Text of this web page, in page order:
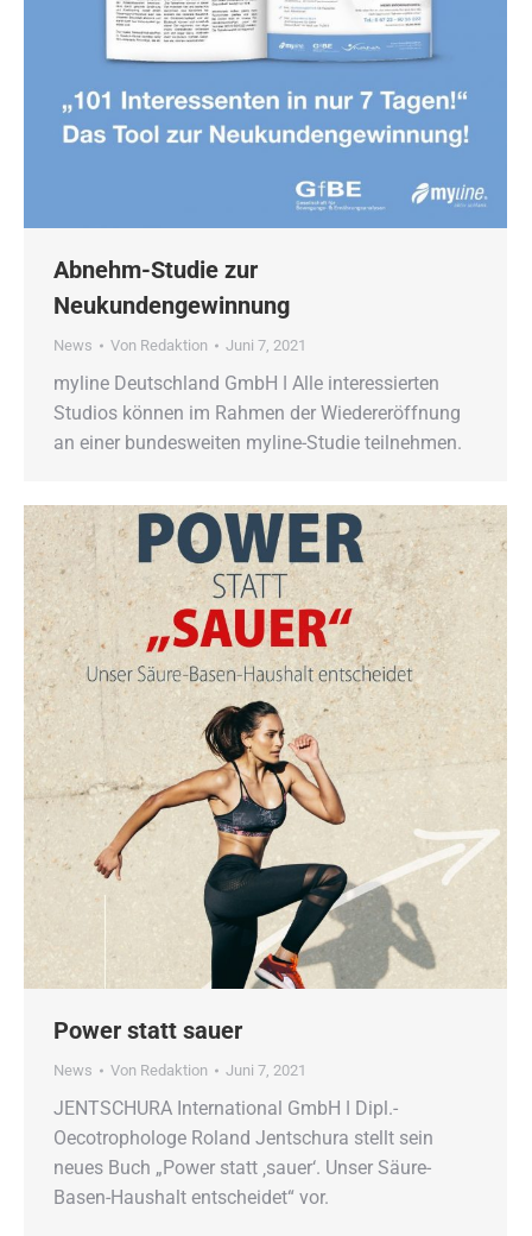
Abnehm-Studie zur
Neukundengewinnung
News Von Redaktion Juni 7, 2021
myline Deutschland GmbH ǀ Alle interessierten
Studios können im Rahmen der Wiedereröffnung
an einer bundesweiten myline-Studie teilnehmen.
Power statt sauer
News Von Redaktion Juni 7, 2021
JENTSCHURA International GmbH ǀ Dipl.-
Oecotrophologe Roland Jentschura stellt sein
neues Buch „Power statt ‚sauer‘. Unser Säure-
Basen-Haushalt entscheidet“ vor.